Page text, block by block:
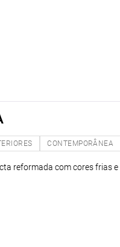
CONTEMPORÂNEA
reformada com cores frias e